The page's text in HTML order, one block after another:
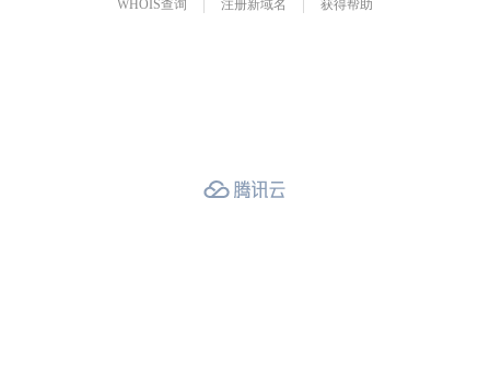
WHOIS查询 注册新域名 获得帮助